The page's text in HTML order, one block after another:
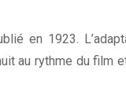
en 1923.
au rythme du film